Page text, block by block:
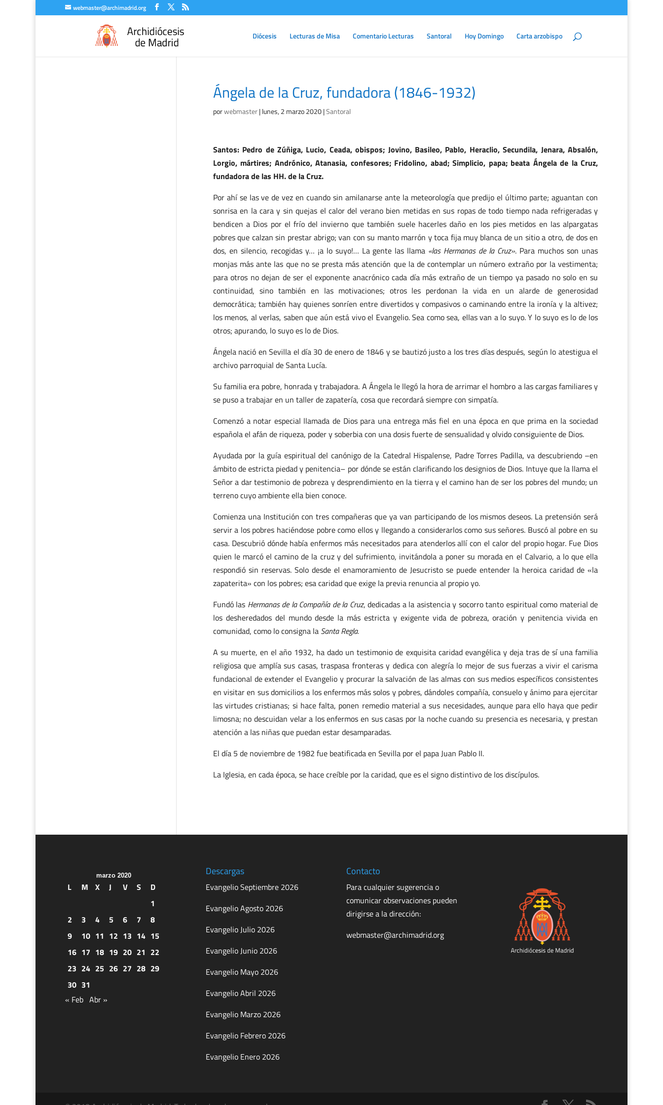
webmaster@archimadrid.org
Diócesis Lecturas de Misa Comentario Lecturas Santoral Hoy Domingo Carta arzobispo
Ángela de la Cruz, fundadora (1846-1932)
porwebmaster|lunes, 2 marzo 2020|Santoral
Santos: Pedro de Zúñiga, Lucio, Ceada, obispos; Jovino, Basileo, Pablo, Heraclio, Secundila, Jenara, Absalón,
Lorgio, mártires; Andrónico, Atanasia, confesores; Fridolino, abad; Simplicio, papa; beata Ángela de la Cruz,
fundadora de las HH. de la Cruz.
Por ahí se las ve de vez en cuando sin amilanarse ante la meteorología que predijo el último parte; aguantan con
sonrisa en la cara y sin quejas el calor del verano bien metidas en sus ropas de todo tiempo nada refrigeradas y
bendicen a Dios por el frío del invierno que también suele hacerles daño en los pies metidos en las alpargatas
pobres que calzan sin prestar abrigo; van con su manto marrón y toca fija muy blanca de un sitio a otro, de dos en
dos, en silencio, recogidas y… ¡a lo suyo!… La gente las llama «las Hermanas de la Cruz». Para muchos son unas
monjas más ante las que no se presta más atención que la de contemplar un número extraño por la vestimenta;
para otros no dejan de ser el exponente anacrónico cada día más extraño de un tiempo ya pasado no solo en su
continuidad, sino también en las motivaciones; otros les perdonan la vida en un alarde de generosidad
democrática; también hay quienes sonríen entre divertidos y compasivos o caminando entre la ironía y la altivez;
los menos, al verlas, saben que aún está vivo el Evangelio. Sea como sea, ellas van a lo suyo. Y lo suyo es lo de los
otros; apurando, lo suyo es lo de Dios.
Ángela nació en Sevilla el día 30 de enero de 1846 y se bautizó justo a los tres días después, según lo atestigua el
archivo parroquial de Santa Lucía.
Su familia era pobre, honrada y trabajadora. A Ángela le llegó la hora de arrimar el hombro a las cargas familiares y
se puso a trabajar en un taller de zapatería, cosa que recordará siempre con simpatía.
Comenzó a notar especial llamada de Dios para una entrega más fiel en una época en que prima en la sociedad
española el afán de riqueza, poder y soberbia con una dosis fuerte de sensualidad y olvido consiguiente de Dios.
Ayudada por la guía espiritual del canónigo de la Catedral Hispalense, Padre Torres Padilla, va descubriendo –en
ámbito de estricta piedad y penitencia– por dónde se están clarificando los designios de Dios. Intuye que la llama el
Señor a dar testimonio de pobreza y desprendimiento en la tierra y el camino han de ser los pobres del mundo; un
terreno cuyo ambiente ella bien conoce.
Comienza una Institución con tres compañeras que ya van participando de los mismos deseos. La pretensión será
servir a los pobres haciéndose pobre como ellos y llegando a considerarlos como sus señores. Buscó al pobre en su
casa. Descubrió dónde había enfermos más necesitados para atenderlos allí con el calor del propio hogar. Fue Dios
quien le marcó el camino de la cruz y del sufrimiento, invitándola a poner su morada en el Calvario, a lo que ella
respondió sin reservas. Solo desde el enamoramiento de Jesucristo se puede entender la heroica caridad de «la
zapaterita» con los pobres; esa caridad que exige la previa renuncia al propio yo.
Fundó las Hermanas de la Compañía de la Cruz, dedicadas a la asistencia y socorro tanto espiritual como material de
los desheredados del mundo desde la más estricta y exigente vida de pobreza, oración y penitencia vivida en
comunidad, como lo consigna la Santa Regla.
A su muerte, en el año 1932, ha dado un testimonio de exquisita caridad evangélica y deja tras de sí una familia
religiosa que amplía sus casas, traspasa fronteras y dedica con alegría lo mejor de sus fuerzas a vivir el carisma
fundacional de extender el Evangelio y procurar la salvación de las almas con sus medios específicos consistentes
en visitar en sus domicilios a los enfermos más solos y pobres, dándoles compañía, consuelo y ánimo para ejercitar
las virtudes cristianas; si hace falta, ponen remedio material a sus necesidades, aunque para ello haya que pedir
limosna; no descuidan velar a los enfermos en sus casas por la noche cuando su presencia es necesaria, y prestan
atención a las niñas que puedan estar desamparadas.
El día 5 de noviembre de 1982 fue beatificada en Sevilla por el papa Juan Pablo II.
La Iglesia, en cada época, se hace creíble por la caridad, que es el signo distintivo de los discípulos.
marzo 2020
L M X J V S
D
1
2
3 4 5 6 7
8
9
10 11 12 13 14 15
16 17 18 19 20 21 22
23 24 25 26 27 28 29
30 31
« Feb Abr »
Descargas
Evangelio Septiembre 2026
Evangelio Agosto 2026
Evangelio Julio 2026
Evangelio Junio 2026
Evangelio Mayo 2026
Evangelio Abril 2026
Evangelio Marzo 2026
Evangelio Febrero 2026
Evangelio Enero 2026
Contacto
Para cualquier sugerencia o
comunicar observaciones pueden
dirigirse a la dirección:
webmaster@archimadrid.org